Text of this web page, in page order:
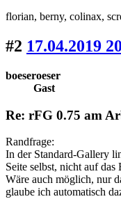
florian, berny, colinax,
#2 17.04.2019
boeseroeser
Gast
Re: rFG 0.75 am
Randfrage:
In der Standard-Gallery
Seite selbst, nicht auf das
Wäre auch möglich, nur
glaube ich automatisch